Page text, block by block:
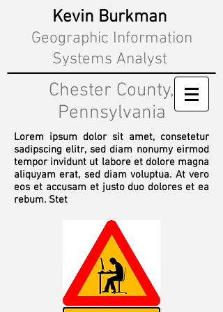
Kevin Burkman
Geographic Information
Systems Analyst
Chester County,
Pennsylvania
Lorem ipsum dolor sit amet, consetetur
sadipscing elitr, sed diam nonumy eirmod
tempor invidunt ut labore et dolore magna
aliquyam erat, sed diam voluptua. At vero
eos et accusam et justo duo dolores et ea
rebum. Stet